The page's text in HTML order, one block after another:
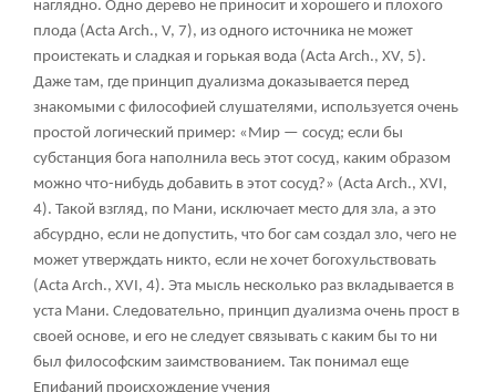
наглядно. Одно дерево не приносит и хорошего и плохого
плода (Acta Arch., V, 7), из одного источника не может
проистекать и сладкая и горькая вода (Acta Arch., XV, 5).
Даже там, где принцип дуализма доказывается перед
знакомыми с философией слушателями, используется очень
простой логический пример: «Мир — сосуд; если бы
субстанция бога наполнила весь этот сосуд, каким образом
можно что-нибудь добавить в этот сосуд?» (Acta Arch., XVI,
4). Такой взгляд, по Мани, исключает место для зла, а это
абсурдно, если не допустить, что бог сам создал зло, чего не
может утверждать никто, если не хочет богохульствовать
(Acta Arch., XVI, 4). Эта мысль несколько раз вкладывается в
уста Мани. Следовательно, принцип дуализма очень прост в
своей основе, и его не следует связывать с каким бы то ни
был философским заимствованием. Так понимал еще
Епифаний происхождение учения